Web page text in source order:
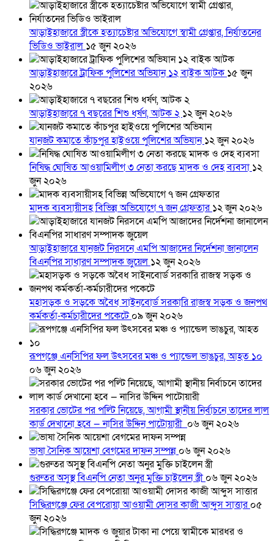
আড়াইহাজারে স্ত্রীকে হত্যাচেষ্টার অভিযোগে স্বামী গ্রেপ্তার, নির্যাতনের
ভিডিও ভাইরাল ১৫ জুন ২০২৬
আড়াইহাজারে ট্রাফিক পুলিশের অভিযান ১২ বাইক আটক ১৫ জুন
২০২৬
আড়াইহাজারে ৭ বছরের শিশু ধর্ষণ, আটক ২ ১২ জুন ২০২৬
যানজট কমাতে কাঁচপুর হাইওয়ে পুলিশের অভিযান১২ জুন ২০২৬
নিষিদ্ধ ঘোষিত আওয়ামিলীগ ৩ নেতা করছে মাদক ও দেহ ব্যবসা ১২
জুন ২০২৬
মাদক ব্যবসায়ীসহ বিভিন্ন অভিযোগে ৭ জন গ্রেফতার১২ জুন ২০২৬
আড়াইহাজারে যানজট নিরসনে এমপি আজাদের নির্দেশনা জানালেন
বিএনপির সাধারণ সম্পাদক জুয়েল ১২ জুন ২০২৬
মহাসড়ক ও সড়কে অবৈধ সাইনবোর্ড সরকারি রাজস্ব সড়ক ও জনপথ
কর্মকর্তা-কর্মচারীদের পকেটে০৯ জুন ২০২৬
রূপগঞ্জে এনসিপির ফল উৎসবের মঞ্চ ও প্যান্ডেল ভাঙচুর, আহত ১০
০৬ জুন ২০২৬
সরকার ভোটের পর পল্টি নিয়েছে, আগামী স্থানীয় নির্বাচনে তাদের লাল
কার্ড দেখানো হবে — নাসির উদ্দিন পাটোয়ারী ০৬ জুন ২০২৬
ভাষা সৈনিক আয়েশা বেগমের দাফন সম্পন্ন ০৬ জুন ২০২৬
গুরুতর অসুস্থ বিএনপি নেতা অনুর মুক্তি চাইলেন স্ত্রী০৬ জুন ২০২৬
সিদ্ধিরগঞ্জে ফের বেপরোয়া আওয়ামী দোসর কাজী আব্দুস সাত্তার০৫
জুন ২০২৬